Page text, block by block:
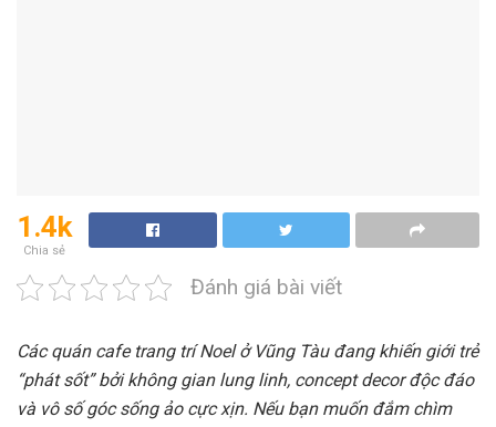
1.4k
Chia sẻ
Đánh giá bài viết
Các quán cafe trang trí Noel ở Vũng Tàu đang khiến giới trẻ
“phát sốt” bởi không gian lung linh, concept decor độc đáo
và vô số góc sống ảo cực xịn. Nếu bạn muốn đắm chìm